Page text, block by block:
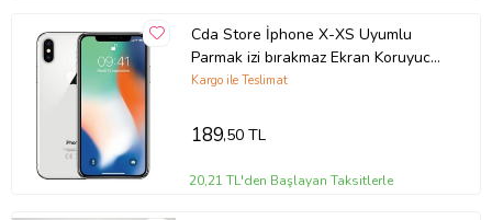
Cda Store İphone X-XS Uyumlu
Parmak izi bırakmaz Ekran Koruyucu
Nano MAT Jelatin
Kargo ile Teslimat
189,50 TL
20,21 TL'den Başlayan Taksitlerle